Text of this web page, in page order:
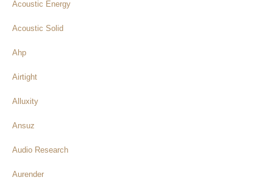
Acoustic Energy
Acoustic Solid
Ahp
Airtight
Alluxity
Ansuz
Audio Research
Aurender